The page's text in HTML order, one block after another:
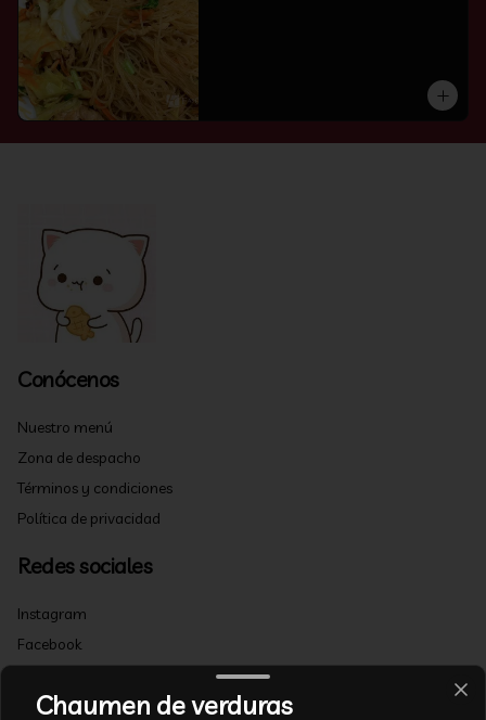
Conócenos
Nuestro menú
Zona de despacho
Términos y condiciones
Política de privacidad
Redes sociales
Instagram
Facebook
Mi cuenta
Chaumen de verduras